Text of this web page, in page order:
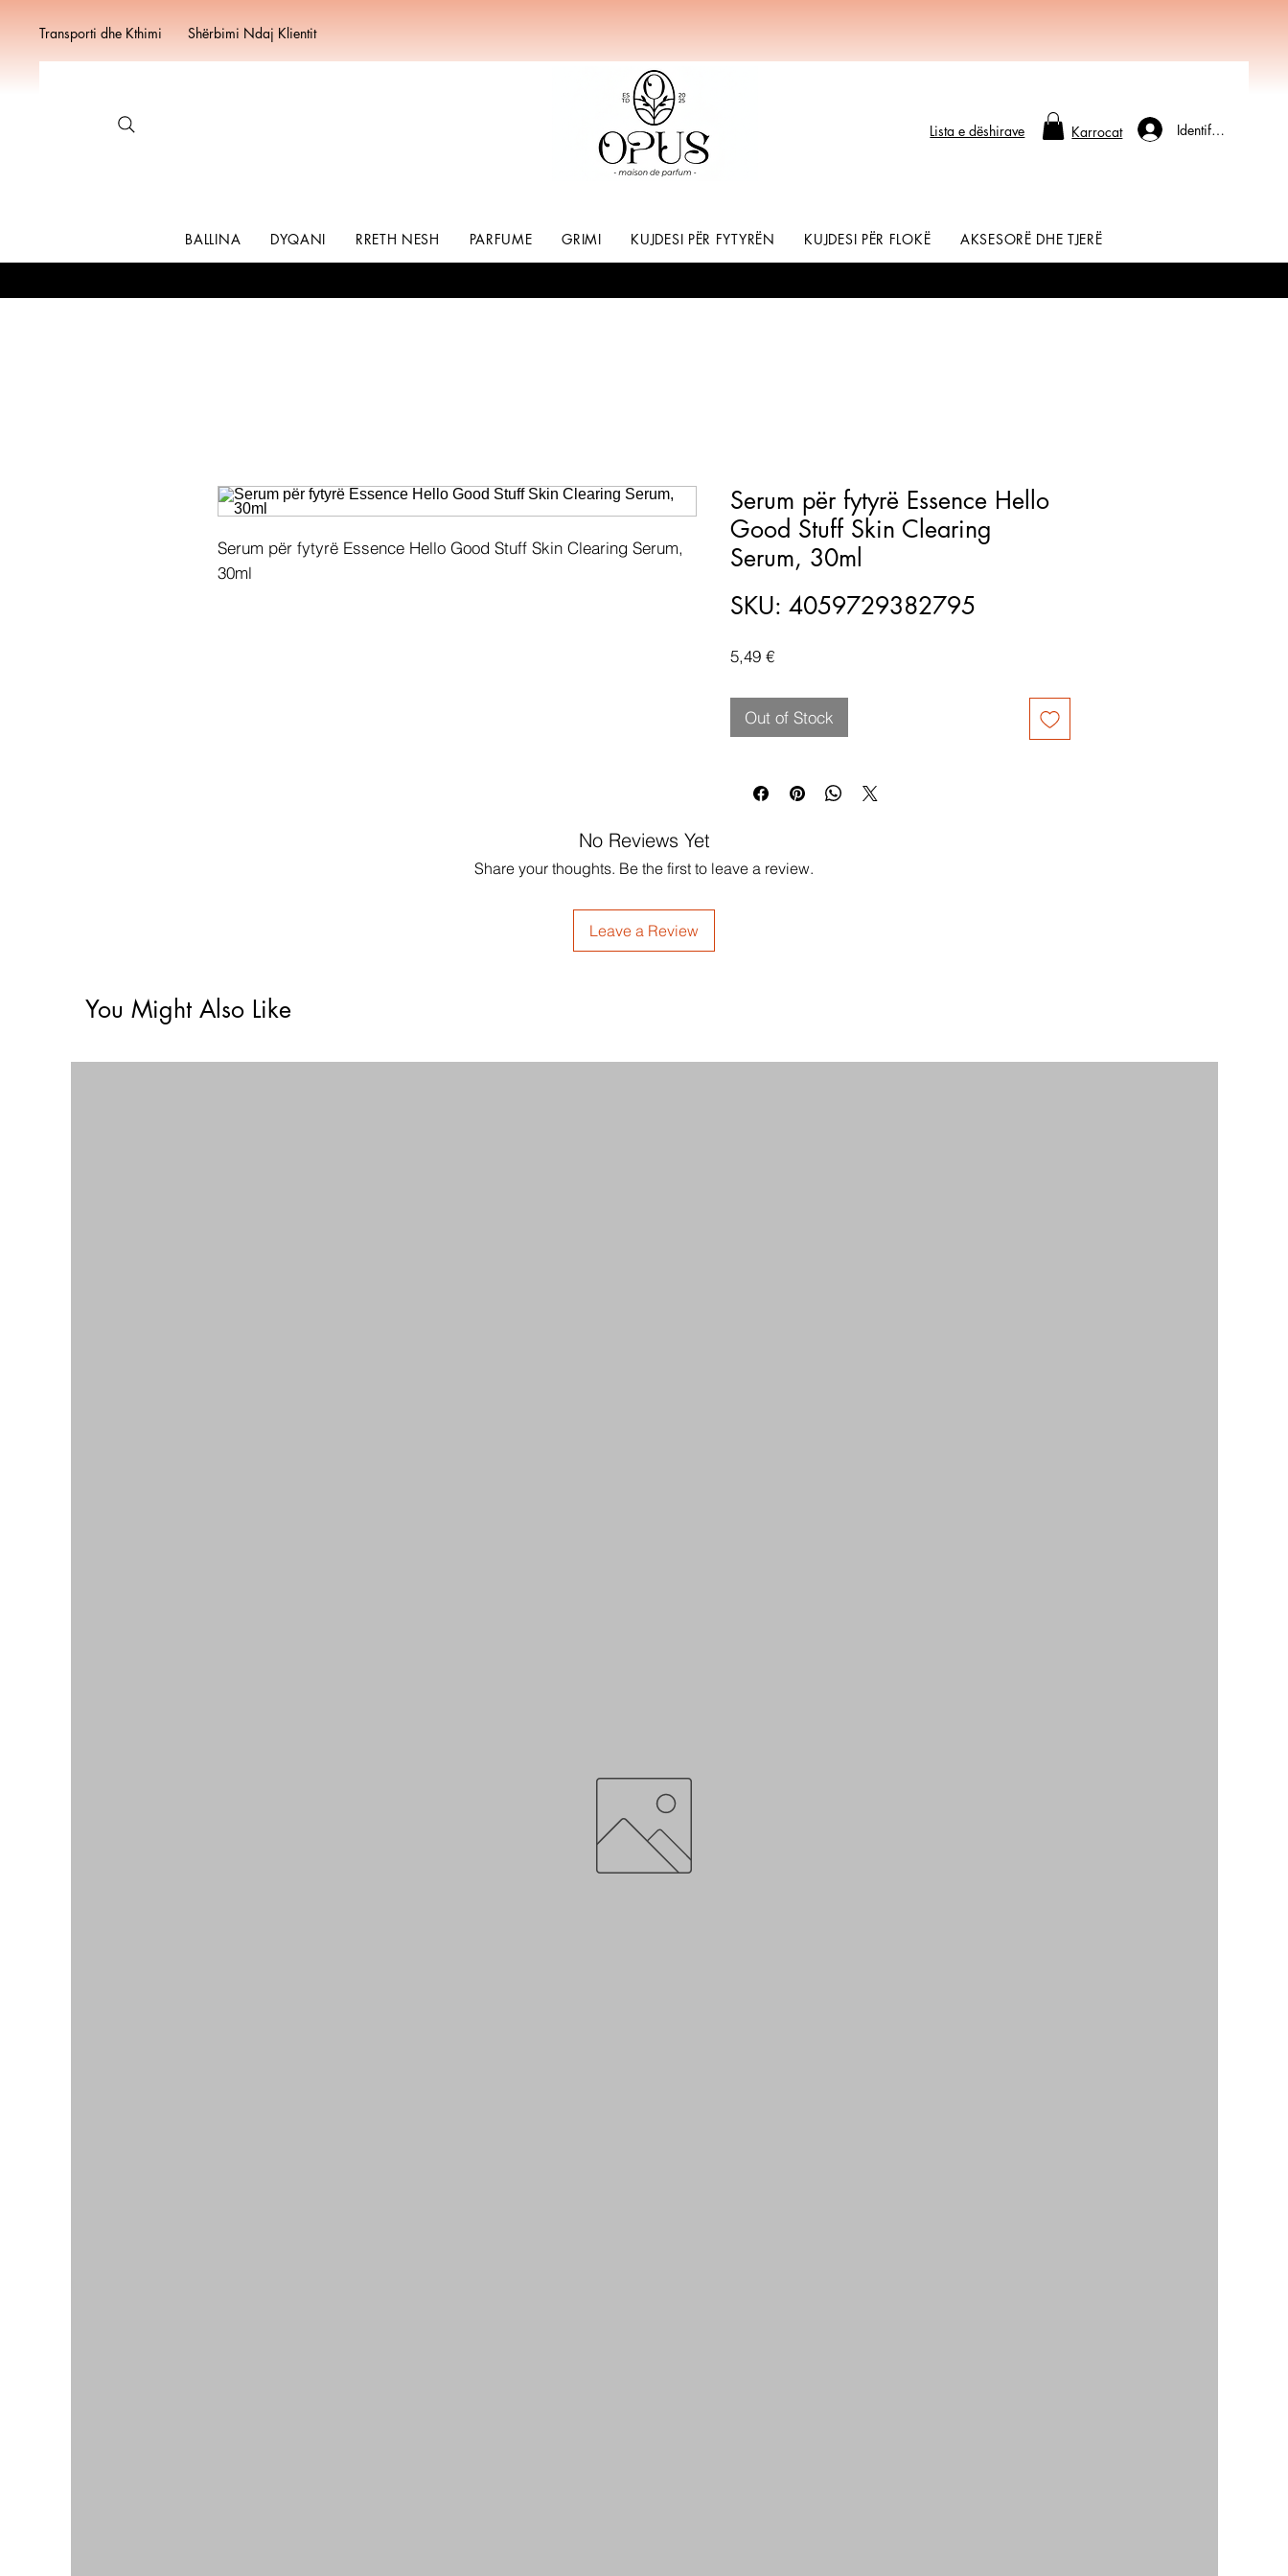
Transporti dhe Kthimi Shërbimi Ndaj Klientit
Lista e dëshirave Identifikohu
Karrocat
BALLINA DYQANI RRETH NESH PARFUME GRIMI KUJDESI PËR FYTYRËN KUJDESI PËR FLOKË AKSESORË DHE TJERË
Serum për fytyrë Essence Hello Good Stuff Skin Clearing Serum,
30ml
Serum për fytyrë Essence Hello
Good Stuff Skin Clearing
Serum, 30ml
SKU: 4059729382795
5,49 €Price
Out of Stock
No Reviews Yet
Share your thoughts. Be the first to leave a review.
Leave a Review
You Might Also Like